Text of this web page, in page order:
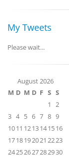
My Tweets
Please wait...
August 2026
M D M D F S S
1
2
3 4 5 6 7 8 9
1011 1213141516
1718192021 2223
24252627282930